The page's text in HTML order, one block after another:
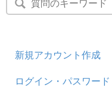
新規アカウント作成
ログイン・パスワード